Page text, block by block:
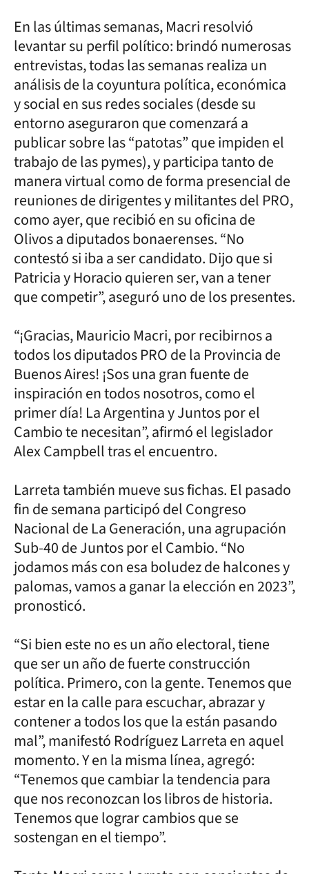
En las últimas semanas, Macri resolvió
levantar su perfil político: brindó numerosas
entrevistas, todas las semanas realiza un
análisis de la coyuntura política, económica
y social en sus redes sociales (desde su
entorno aseguraron que comenzará a
publicar sobre las “patotas” que impiden el
trabajo de las pymes), y participa tanto de
manera virtual como de forma presencial de
reuniones de dirigentes y militantes del PRO,
como ayer, que recibió en su oficina de
Olivos a diputados bonaerenses. “No
contestó si iba a ser candidato. Dijo que si
Patricia y Horacio quieren ser, van a tener
que competir”, aseguró uno de los presentes.
“¡Gracias, Mauricio Macri, por recibirnos a
todos los diputados PRO de la Provincia de
Buenos Aires! ¡Sos una gran fuente de
inspiración en todos nosotros, como el
primer día! La Argentina y Juntos por el
Cambio te necesitan”, afirmó el legislador
Alex Campbell tras el encuentro.
Larreta también mueve sus fichas. El pasado
fin de semana participó del Congreso
Nacional de La Generación, una agrupación
Sub-40 de Juntos por el Cambio. “No
jodamos más con esa boludez de halcones y
palomas, vamos a ganar la elección en 2023”,
pronosticó.
“Si bien este no es un año electoral, tiene
que ser un año de fuerte construcción
política. Primero, con la gente. Tenemos que
estar en la calle para escuchar, abrazar y
contener a todos los que la están pasando
mal”, manifestó Rodríguez Larreta en aquel
momento. Y en la misma línea, agregó:
“Tenemos que cambiar la tendencia para
que nos reconozcan los libros de historia.
Tenemos que lograr cambios que se
sostengan en el tiempo”.